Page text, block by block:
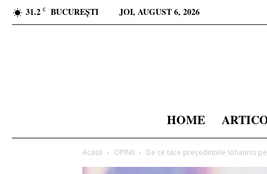
31.2 C BUCUREȘTI JOI, AUGUST 6, 2026
HOME
Acasă OPINII De ce tace președintele Iohannis